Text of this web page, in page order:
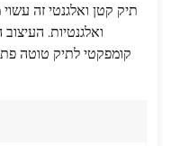
תיק קטן ואלגנטי זה
ואלגנטיות.
קומפקטי לתיק טוטה